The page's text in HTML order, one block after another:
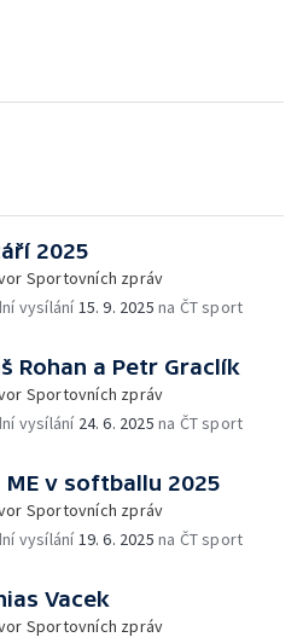
2025
Sportovních zpráv
vysílání15. 9. 2025 na ČT sport
Rohan a Petr Graclík
Sportovních zpráv
vysílání 24. 6. 2025 na ČT sport
ME v softballu 2025
Sportovních zpráv
vysílání19. 6. 2025 na ČT sport
Vacek
Sportovních zpráv